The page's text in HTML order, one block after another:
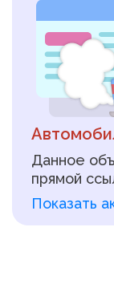
Данное
прямой
Показать